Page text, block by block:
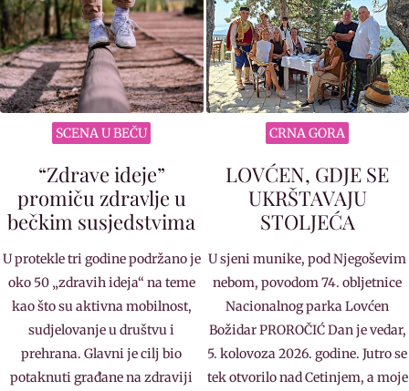
SCENA U BEČU
“Zdrave ideje”
promiču zdravlje u
bečkim susjedstvima
U protekle tri godine podržano je
oko 50 „zdravih ideja“ na teme
kao što su aktivna mobilnost,
sudjelovanje u društvu i
prehrana. Glavni je cilj bio
potaknuti građane na zdraviji
CRNA GORA
LOVĆEN, GDJE SE
UKRŠTAVAJU
STOLJEĆA
U sjeni munike, pod Njegoševim
nebom, povodom 74. obljetnice
Nacionalnog parka Lovćen
Božidar PROROČIĆ Dan je vedar,
5. kolovoza 2026. godine. Jutro se
tek otvorilo nad Cetinjem, a moje